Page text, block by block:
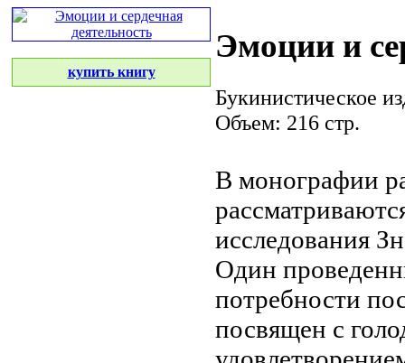
купить книгу
Эмоции и
Букинистическое
Объем: 216 стр.
В монографии
исследования
Один
потребности
посвящен с